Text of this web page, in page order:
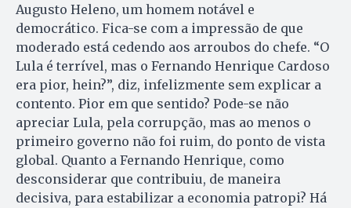
Augusto Heleno, um homem notável e
democrático. Fica-se com a impressão de que
moderado está cedendo aos arroubos do chefe. “O
Lula é terrível, mas o Fernando Henrique Cardoso
era pior, hein?”, diz, infelizmente sem explicar a
contento. Pior em que sentido? Pode-se não
apreciar Lula, pela corrupção, mas ao menos o
primeiro governo não foi ruim, do ponto de vista
global. Quanto a Fernando Henrique, como
desconsiderar que contribuiu, de maneira
decisiva, para estabilizar a economia patropi? Há